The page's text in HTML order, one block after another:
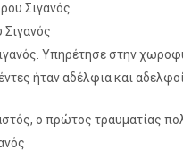
Σιγανός
Υπηρέτησε στην
ήταν αδέλφια και
ο πρώτος τραυματίας